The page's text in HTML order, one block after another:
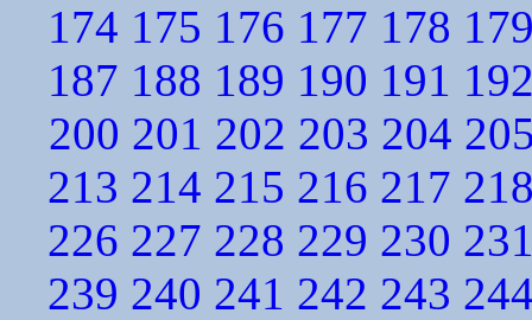
174 175 176 177 178
187 188 189 190 191
200 201 202 203 204
213 214 215 216 217
226 227 228 229 230
239 240 241 242 243